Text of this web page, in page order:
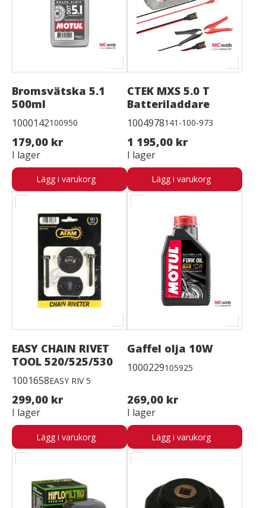
Bromsvätska 5.1
500ml
1000142100950
179,00 kr
I lager
Lägg i varukorg
CTEK MXS 5.0 T
Batteriladdare
1004978141-100-973
1 195,00 kr
I lager
Lägg i varukorg
EASY CHAIN RIVET
TOOL 520/525/530
1001658EASY RIV 5
299,00 kr
I lager
Lägg i varukorg
Gaffel olja 10W
1000229105925
269,00 kr
I lager
Lägg i varukorg